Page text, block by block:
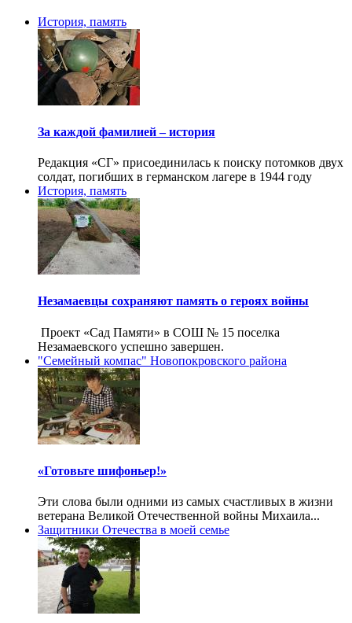
История, память
За каждой фамилией – история
Редакция «СГ» присоединилась к поиску потомков двух
солдат, погибших в германском лагере в 1944 году
История, память
Незамаевцы сохраняют память о героях войны
Проект «Сад Памяти» в СОШ № 15 поселка
Незамаевского успешно завершен.
"Семейный компас" Новопокровского района
«Готовьте шифоньер!»
Эти слова были одними из самых счастливых в жизни
ветерана Великой Отечественной войны Михаила...
Защитники Отечества в моей семье